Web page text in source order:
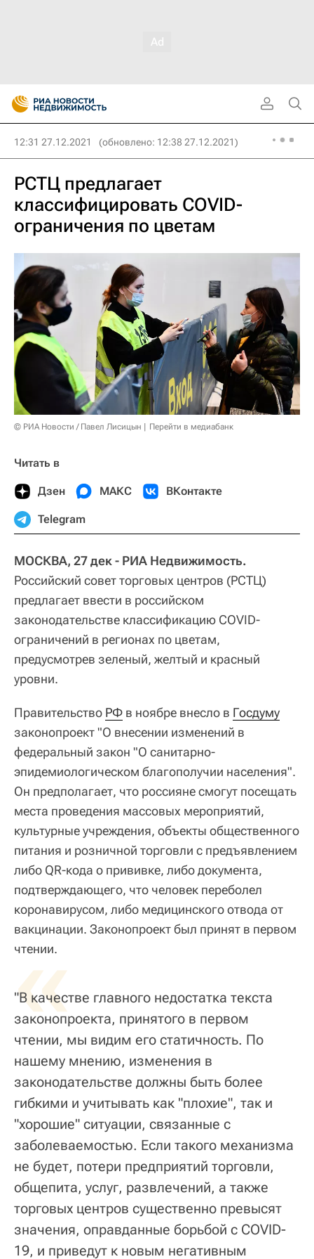
12:31 27.12.2021 (обновлено: 12:38 27.12.2021)
РСТЦ предлагает
классифицировать COVID-
ограничения по цветам
© РИА Новости / Павел Лисицын Перейти в медиабанк
Читать в
Дзен МАКС ВКонтакте
Telegram
МОСКВА, 27 дек - РИА Недвижимость.
Российский совет торговых центров (РСТЦ)
предлагает ввести в российском
законодательстве классификацию COVID-
ограничений в регионах по цветам,
предусмотрев зеленый, желтый и красный
уровни.
Правительство РФ в ноябре внесло в Госдуму
законопроект "О внесении изменений в
федеральный закон "О санитарно-
эпидемиологическом благополучии населения".
Он предполагает, что россияне смогут посещать
места проведения массовых мероприятий,
культурные учреждения, объекты общественного
питания и розничной торговли с предъявлением
либо QR-кода о прививке, либо документа,
подтверждающего, что человек переболел
коронавирусом, либо медицинского отвода от
вакцинации. Законопроект был принят в первом
чтении.
«
"В качестве главного недостатка текста
законопроекта, принятого в первом
чтении, мы видим его статичность. По
нашему мнению, изменения в
законодательстве должны быть более
гибкими и учитывать как "плохие", так и
"хорошие" ситуации, связанные с
заболеваемостью. Если такого механизма
не будет, потери предприятий торговли,
общепита, услуг, развлечений, а также
торговых центров существенно превысят
значения, оправданные борьбой с COVID-
19, и приведут к новым негативным